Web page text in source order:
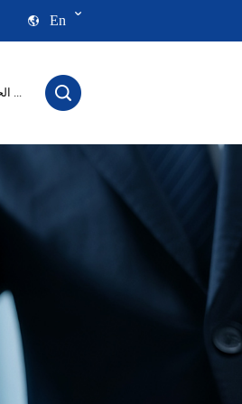
En
الحصول على عرض ...